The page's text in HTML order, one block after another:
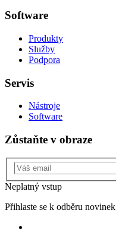
Software
Produkty
Služby
Podpora
Servis
Nástroje
Software
Zůstaňte v obraze
Neplatný vstup
Přihlaste se k odběru novinek